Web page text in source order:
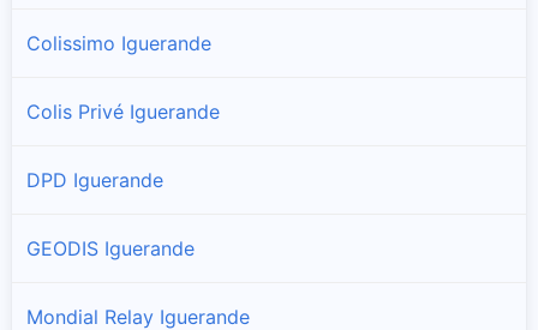
Colissimo Iguerande
Colis Privé Iguerande
DPD Iguerande
GEODIS Iguerande
Mondial Relay Iguerande